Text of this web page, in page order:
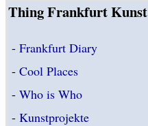
Thing Frankfurt Kunst
-Frankfurt Diary
-Cool Places
-Who is Who
-Kunstprojekte